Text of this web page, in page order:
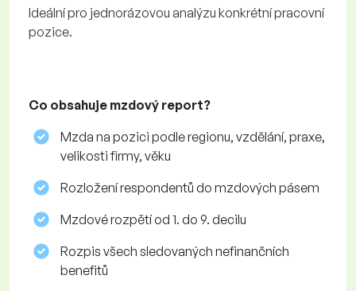
Ideální pro jednorázovou analýzu konkrétní pracovní
pozice.
Co obsahuje mzdový report?
Mzda na pozici podle regionu, vzdělání, praxe,
velikosti firmy, věku
Rozložení respondentů do mzdových pásem
Mzdové rozpětí od 1. do 9. decilu
Rozpis všech sledovaných nefinančních
benefitů